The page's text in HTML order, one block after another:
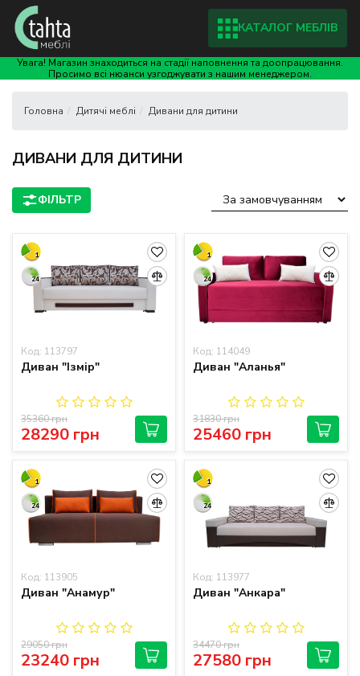
Увага! Магазин знаходиться на стадії наповнення та доопрацювання.
Просимо всі нюанси узгоджувати з нашим менеджером.
КАТАЛОГ МЕБЛІВ
Дитячі меблі Дивани для дитини
ДИВАНИ ДЛЯ ДИТИНИ
1
24
Код: 113797
Диван "Ізмір"
28290 грн
35360 грн
1
24
Код: 114049
Диван "Аланья"
25460 грн
31830 грн
1
24
Код: 113905
Диван "Анамур"
23240 грн
29050 грн
1
24
Код: 113977
Диван "Анкара"
27580 грн
34470 грн